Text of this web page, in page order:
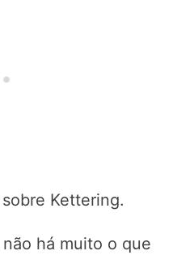
Kettering.
há muito o que